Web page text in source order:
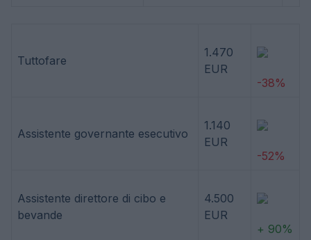
Tuttofare
1.470
EUR
-38%
Assistente governante esecutivo
1.140
EUR
-52%
Assistente direttore di cibo e
bevande
4.500
EUR
+ 90%